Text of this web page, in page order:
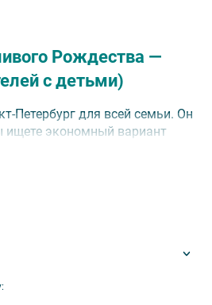
Рождества —
с детьми)
Петербург для всей семьи. Он
ищете экономный вариант
днем для ваших